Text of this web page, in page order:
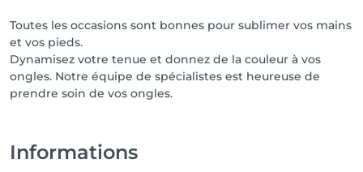
Toutes les occasions sont bonnes pour sublimer vos mains
et vos pieds.
Dynamisez votre tenue et donnez de la couleur à vos
ongles. Notre équipe de spécialistes est heureuse de
prendre soin de vos ongles.
Informations